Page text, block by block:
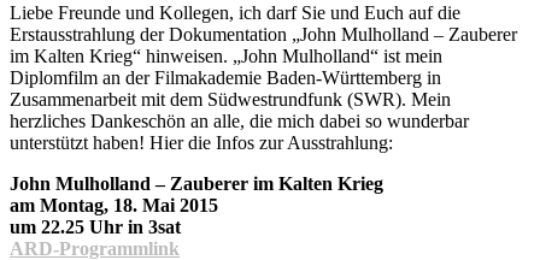
Liebe Freunde und Kollegen, ich darf Sie und Euch auf die
Erstausstrahlung der Dokumentation „John Mulholland – Zauberer
im Kalten Krieg“ hinweisen. „John Mulholland“ ist mein
Diplomfilm an der Filmakademie Baden-Württemberg in
Zusammenarbeit mit dem Südwestrundfunk (SWR). Mein
herzliches Dankeschön an alle, die mich dabei so wunderbar
unterstützt haben! Hier die Infos zur Ausstrahlung:
John Mulholland – Zauberer im Kalten Krieg
am Montag, 18. Mai 2015
um 22.25 Uhr in 3sat
ARD-Programmlink